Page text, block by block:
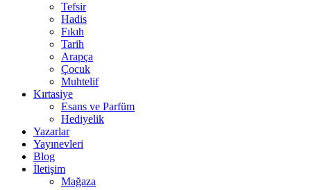
Tefsir
Hadis
Fıkıh
Tarih
Arapça
Çocuk
Muhtelif
Kırtasiye
Esans ve Parfüm
Hediyelik
Yazarlar
Yayınevleri
Blog
İletişim
Mağaza